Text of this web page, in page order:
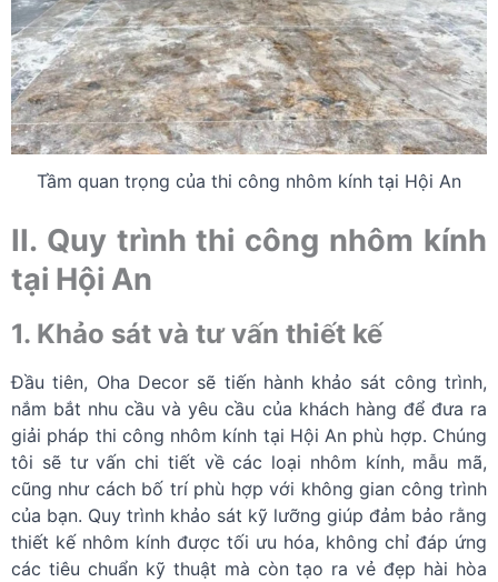
Tầm quan trọng của thi công nhôm kính tại Hội An
II. Quy trình thi công nhôm kính
tại Hội An
1. Khảo sát và tư vấn thiết kế
Đầu tiên, Oha Decor sẽ tiến hành khảo sát công trình,
nắm bắt nhu cầu và yêu cầu của khách hàng để đưa ra
giải pháp thi công nhôm kính tại Hội An phù hợp. Chúng
tôi sẽ tư vấn chi tiết về các loại nhôm kính, mẫu mã,
cũng như cách bố trí phù hợp với không gian công trình
của bạn. Quy trình khảo sát kỹ lưỡng giúp đảm bảo rằng
thiết kế nhôm kính được tối ưu hóa, không chỉ đáp ứng
các tiêu chuẩn kỹ thuật mà còn tạo ra vẻ đẹp hài hòa